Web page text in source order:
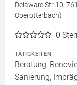
Delaware Str 10,
Oberotterbach)
0
TÄTIGKEITEN
Beratung,
Sanierung,